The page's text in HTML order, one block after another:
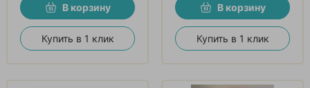
В корзину
Купить в 1 клик
В корзину
Купить в 1 клик